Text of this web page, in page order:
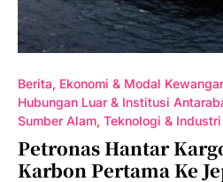
Berita Ekonomi & Modal
Hubungan Luar & Institusi
Sumber Alam Teknologi & Industri
Petronas Hantar
Karbon Pertama Ke